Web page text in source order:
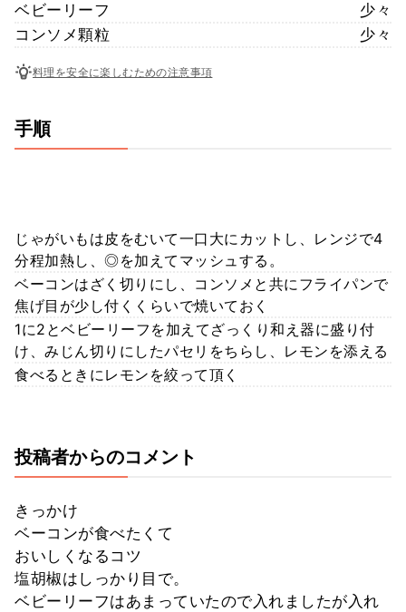
ベビーリーフ
少々
コンソメ顆粒
少々
料理を安全に楽しむための注意事項
手順
じゃがいもは皮をむいて一口大にカットし、レンジで4
分程加熱し、◎を加えてマッシュする。
ベーコンはざく切りにし、コンソメと共にフライパンで
焦げ目が少し付くくらいで焼いておく
1に2とベビーリーフを加えてざっくり和え器に盛り付
け、みじん切りにしたパセリをちらし、レモンを添える
食べるときにレモンを絞って頂く
投稿者からのコメント
きっかけ
ベーコンが食べたくて
おいしくなるコツ
塩胡椒はしっかり目で。
ベビーリーフはあまっていたので入れましたが入れ